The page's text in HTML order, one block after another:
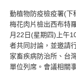
動植物防疫檢疫署(下
梅花肉片檢出西布特
月22日(星期四)上午
者共同討論，並邀請
家畜疾病防治所、台
單位列席。會議相關